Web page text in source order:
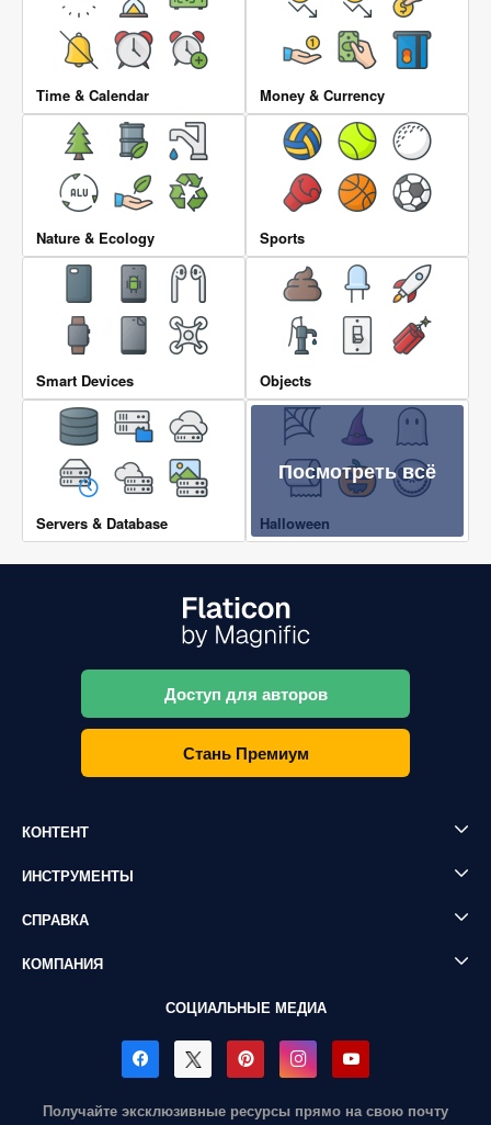
Time & Calendar Money & Currency
Nature & Ecology Sports
Smart Devices Objects
Servers & Database
Посмотреть всё
Halloween
Доступ для авторов
Стань Премиум
КОНТЕНТ
ИНСТРУМЕНТЫ
СПРАВКА
КОМПАНИЯ
СОЦИАЛЬНЫЕ МЕДИА
Получайте эксклюзивные ресурсы прямо на свою почту